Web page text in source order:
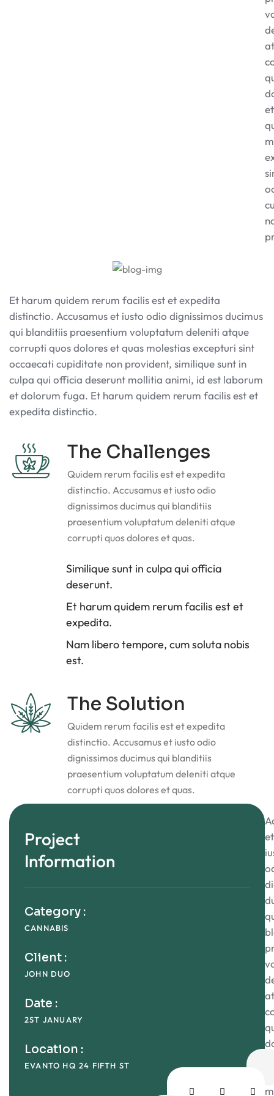
et
Et harum quidem rerum facilis est et expedita
distinctio. Accusamus et iusto odio dignissimos ducimus
qui blanditiis praesentium voluptatum deleniti atque
corrupti quos dolores et quas molestias excepturi sint
occaecati cupiditate non provident, similique sunt in
culpa qui officia deserunt mollitia animi, id est laborum
et dolorum fuga. Et harum quidem rerum facilis est et
expedita distinctio.
The Challenges
Quidem rerum facilis est et expedita
distinctio. Accusamus et iusto odio
dignissimos ducimus qui blanditiis
praesentium voluptatum deleniti atque
corrupti quos dolores et quas.
Similique sunt in culpa qui officia
deserunt.
Et harum quidem rerum facilis est et
expedita.
Nam libero tempore, cum soluta nobis
est.
The Solution
Quidem rerum facilis est et expedita
distinctio. Accusamus et iusto odio
dignissimos ducimus qui blanditiis
praesentium voluptatum deleniti atque
corrupti quos dolores et quas.
Project
Information
Category :
CANNABIS
Client :
JOHN DUO
Date :
2ST JANUARY
Location :
EVANTO HQ 24 FIFTH ST
et